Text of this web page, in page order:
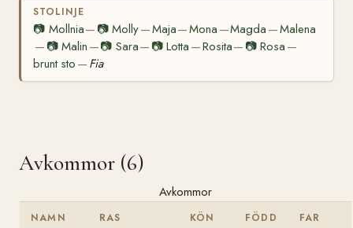
STOLINJE
📷 Mollnia— 📷Molly—Maja—Mona —Magda —Malena
— 📷Malin —📷 Sara— 📷Lotta —Rosita— 📷Rosa —
brunt sto — Fia
Avkommor (6)
Avkommor
NAMN RAS KÖN FÖDD FAR